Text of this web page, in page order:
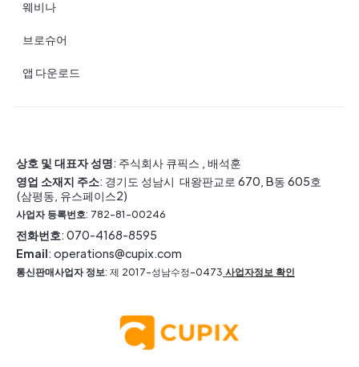
웨비나
브로슈어
앱 다운로드
상호 및 대표자 성명: 주식회사 큐픽스 , 배석훈
영업 소재지 주소: 경기도 성남시 대왕판교로 670, B동 605호
(삼평동, 유스페이스2)
사업자 등록번호: 782-81-00246
전화번호: 070-4168-8595
Email: operations@cupix.com
통신판매사업자 정보: 제 2017-성남수정-0473 사업자정보 확인